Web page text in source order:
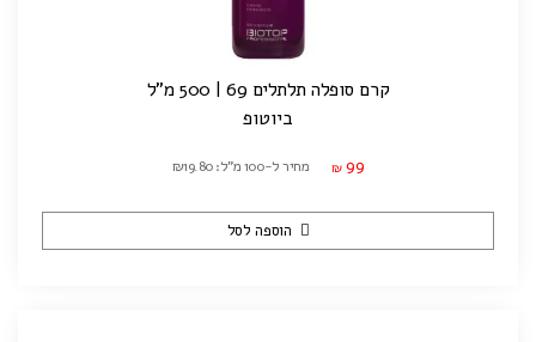
קרם סופלה תלתלים 69 | 500 מ"ל
ביוטופ
₪ 99 מחיר ל-100 מ"ל: ₪19.80
הוספה לסל